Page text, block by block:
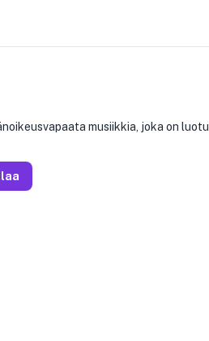
musiikkia, joka on luotu